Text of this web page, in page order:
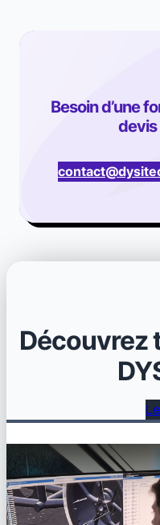
Besoin d’une
devis
Découvrez